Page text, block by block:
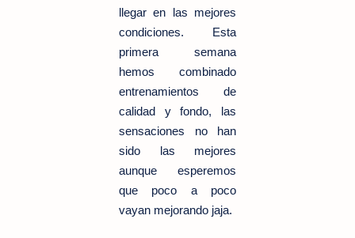
llegar en las mejores
condiciones. Esta
primera semana
hemos combinado
entrenamientos de
calidad y fondo, las
sensaciones no han
sido las mejores
aunque esperemos
que poco a poco
vayan mejorando jaja.